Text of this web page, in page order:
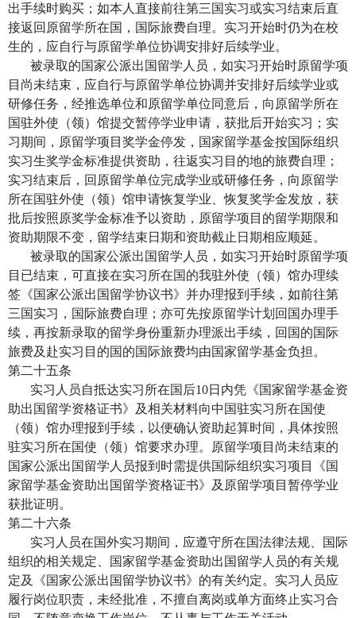
出手续时购买；如本人直接前往第三国实习或实习结束后直
接返回原留学所在国，国际旅费自理。实习开始时仍为在校
生的，应自行与原留学单位协调安排好后续学业。
被录取的国家公派出国留学人员，如实习开始时原留学项
目尚未结束，应自行与原留学单位协调并安排好后续学业或
研修任务，经推选单位和原留学单位同意后，向原留学所在
国驻外使（领）馆提交暂停学业申请，获批后开始实习；实
习期间，原留学项目奖学金停发，国家留学基金按国际组织
实习生奖学金标准提供资助，往返实习目的地的旅费自理；
实习结束后，回原留学单位完成学业或研修任务，向原留学
所在国驻外使（领）馆申请恢复学业、恢复奖学金发放，获
批后按照原奖学金标准予以资助，原留学项目的留学期限和
资助期限不变，留学结束日期和资助截止日期相应顺延。
被录取的国家公派出国留学人员，如实习开始时原留学项
目已结束，可直接在实习所在国的我驻外使（领）馆办理续
签《国家公派出国留学协议书》并办理报到手续，如前往第
三国实习，国际旅费自理；亦可先按原留学计划回国办理手
续，再按新录取的留学身份重新办理派出手续，回国的国际
旅费及赴实习目的国的国际旅费均由国家留学基金负担。
第二十五条
实习人员自抵达实习所在国后10日内凭《国家留学基金资
助出国留学资格证书》及相关材料向中国驻实习所在国使
（领）馆办理报到手续，以便确认资助起算时间，具体按照
驻实习所在国使（领）馆要求办理。原留学项目尚未结束的
国家公派出国留学人员报到时需提供国际组织实习项目《国
家留学基金资助出国留学资格证书》及原留学项目暂停学业
获批证明。
第二十六条
实习人员在国外实习期间，应遵守所在国法律法规、国际
组织的相关规定、国家留学基金资助出国留学人员的有关规
定及《国家公派出国留学协议书》的有关约定。实习人员应
履行岗位职责，未经批准，不擅自离岗或单方面终止实习合